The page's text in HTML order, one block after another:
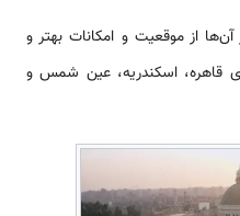
از موقعیت و امکانات بهتر و
قاهره، اسکندریه، عین شمس و